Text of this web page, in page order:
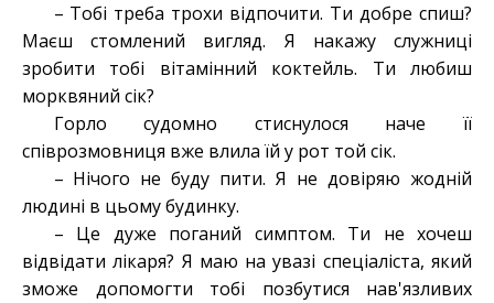
– Тобі треба трохи відпочити. Ти добре спиш?
Маєш стомлений вигляд. Я накажу служниці
зробити тобі вітамінний коктейль. Ти любиш
морквяний сік?
Горло судомно стиснулося наче її
співрозмовниця вже влила їй у рот той сік.
– Нічого не буду пити. Я не довіряю жодній
людині в цьому будинку.
– Це дуже поганий симптом. Ти не хочеш
відвідати лікаря? Я маю на увазі спеціаліста, який
зможе допомогти тобі позбутися нав'язливих